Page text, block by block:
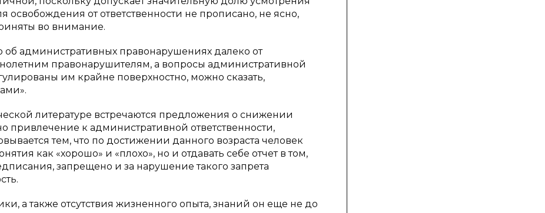
освобождения от ответственности не прописано, не ясно,
во внимание.
об административных правонарушениях далеко от
правонарушителям, а вопросы административной
им крайне поверхностно, можно сказать,
литературе встречаются предложения о снижении
привлечение к административной ответственности,
тем, что по достижении данного возраста человек
как «хорошо» и «плохо», но и отдавать себе отчет в том,
запрещено и за нарушение такого запрета
а также отсутствия жизненного опыта, знаний он еще не до